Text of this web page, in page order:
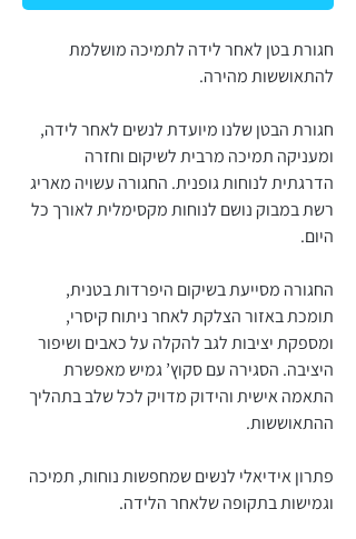
חגורת בטן לאחר לידה לתמיכה מושלמת
להתאוששות מהירה.
חגורת הבטן שלנו מיועדת לנשים לאחר לידה,
ומעניקה תמיכה מרבית לשיקום וחזרה
הדרגתית לנוחות גופנית. החגורה עשויה מאריג
רשת במבוק נושם לנוחות מקסימלית לאורך כל
היום.
החגורה מסייעת בשיקום היפרדות בטנית,
תומכת באזור הצלקת לאחר ניתוח קיסרי,
ומספקת יציבות לגב להקלה על כאבים ושיפור
היציבה. הסגירה עם סקוץ’ גמיש מאפשרת
התאמה אישית והידוק מדויק לכל שלב בתהליך
ההתאוששות.
פתרון אידיאלי לנשים שמחפשות נוחות, תמיכה
וגמישות בתקופה שלאחר הלידה.